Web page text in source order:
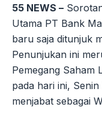
55 NEWS –
Utama PT Bank
baru saja ditunjuk
Penunjukan ini
Pemegang Saham
pada hari ini,
menjabat sebagai